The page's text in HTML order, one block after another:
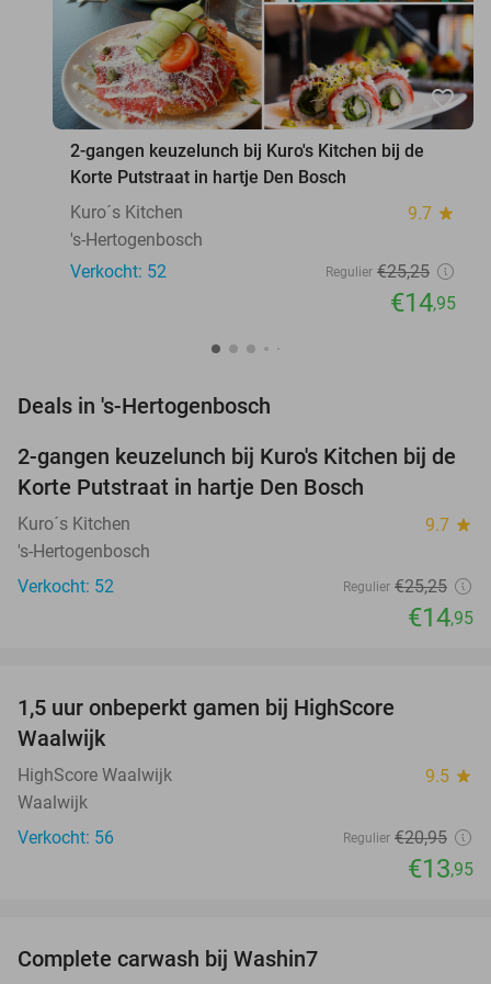
favorite_border
2-gangen keuzelunch bij Kuro's Kitchen bij de
Korte Putstraat in hartje Den Bosch
Kuro´s Kitchen
9.7 star
's-Hertogenbosch
Verkocht: 52
Regulier €25,25
€14,95
Deals in 's-Hertogenbosch
41%
NEW
TODAY
2-gangen keuzelunch bij Kuro's Kitchen bij de
Korte Putstraat in hartje Den Bosch
Kuro´s Kitchen 9.7 star
's-Hertogenbosch
Verkocht: 52
Regulier €25,25
€14,95
TODAY
1,5 uur onbeperkt gamen bij HighScore
Waalwijk
HighScore Waalwijk 9.5 star
Waalwijk
Verkocht: 56
Regulier €20,95
€13,95
Complete carwash bij Washin7